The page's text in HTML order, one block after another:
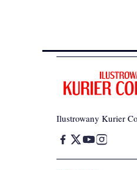
Ilustrowany Kurier